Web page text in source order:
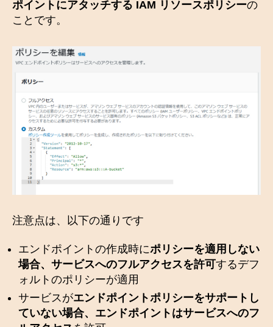
ポイントにアタッチする IAM リソースポリシーの
ことです。
注意点は、以下の通りです
エンドポイントの作成時にポリシーを適用しない
場合、サービスへのフルアクセスを許可するデフ
ォルトのポリシーが適用
サービスがエンドポイントポリシーをサポートし
ていない場合、エンドポイントはサービスへのフ